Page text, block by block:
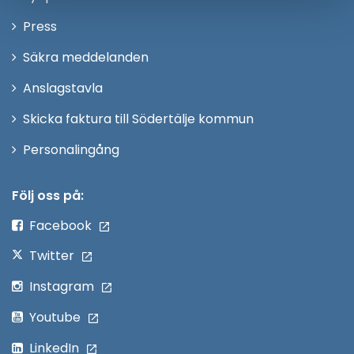
Press
fönster
Säkra meddelanden
Anslagstavla
Skicka faktura till Södertälje kommun
PersonalingångÖppna
Följ oss på:
Facebook
Twitter
Instagram
Youtube
LinkedIn